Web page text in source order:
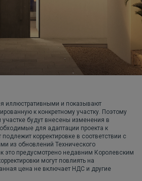
иллюстративными и показывают
к конкретному участку. Поэтому
участке будут внесены изменения в
для адаптации проекта к
корректировке в соответствии с
из обновлений Технического
это предусмотрено недавним Королевским
могут повлиять на
цена не включает НДС и другие